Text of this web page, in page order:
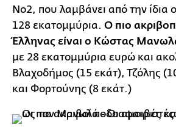
Νο2, που λαμβάνει από την ίδια
128 εκατομμύρια. Ο πιο
Έλληνας είναι ο Κώστας
με 28 εκατομμύρια ευρώ και
Βλαχοδήμος (15 εκάτ), Τζόλης
και Φορτούνης (8 εκάτ.)